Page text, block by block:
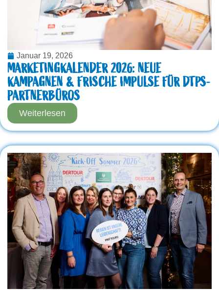
Januar 19, 2026
MARKETINGKALENDER 2026: NEUE
KAMPAGNEN & FRISCHE IMPULSE FÜR DTPS-
PARTNERBÜROS
Weiterlesen